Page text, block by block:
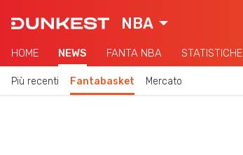
NBA
HOME NEWS FANTA NBA STATISTICHE
Più recenti Fantabasket Mercato